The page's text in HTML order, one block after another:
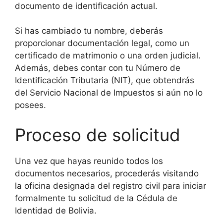
documento de identificación actual.
Si has cambiado tu nombre, deberás
proporcionar documentación legal, como un
certificado de matrimonio o una orden judicial.
Además, debes contar con tu Número de
Identificación Tributaria (NIT), que obtendrás
del Servicio Nacional de Impuestos si aún no lo
posees.
Proceso de solicitud
Una vez que hayas reunido todos los
documentos necesarios, procederás visitando
la oficina designada del registro civil para iniciar
formalmente tu solicitud de la Cédula de
Identidad de Bolivia.